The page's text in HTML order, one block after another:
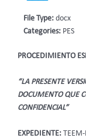
PROCEDIMIENTO
“LA PRESENTE
DOCUMENTO QUE
CONFIDENCIAL”
EXPEDIENTE:
File Type: docx
Categories: PES